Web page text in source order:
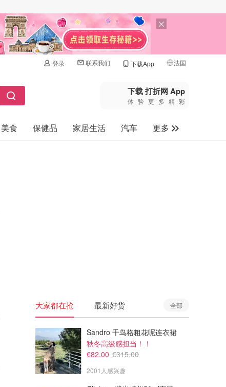
登录 联系我们 下载App 法国
🇺🇸美国
🇨🇳中国
🇨🇦加拿大
下载 打折网 App
体验更多精彩
美食 保健品 家居生活 汽车
更多
大家都在抢 最新好货 全部
Sandro 千鸟格粗花呢连衣裙
秋冬高级感担当！！
€82.00 €315.00
2001人感兴趣